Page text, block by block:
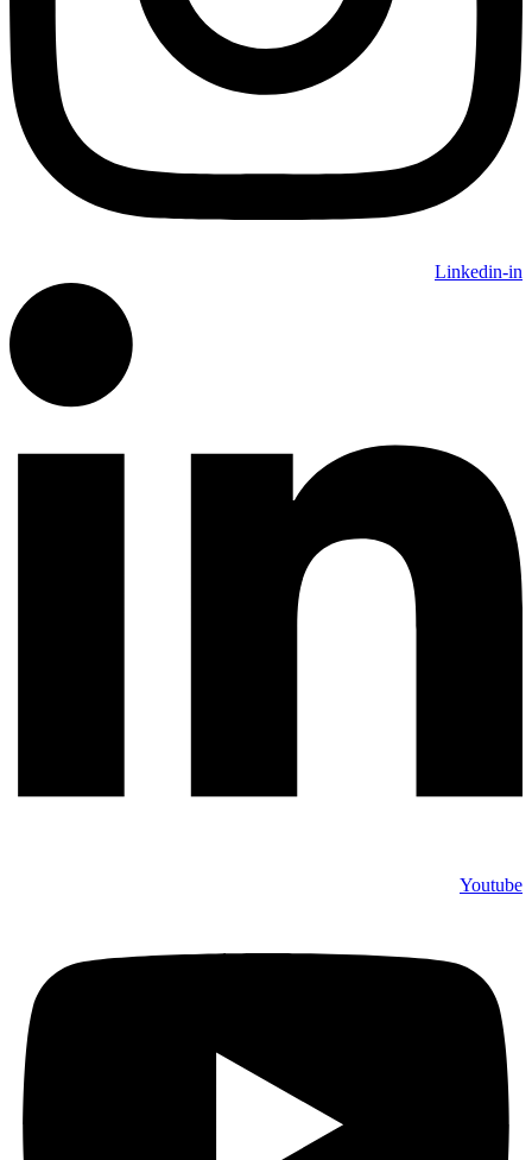
Linkedin-in
Youtube